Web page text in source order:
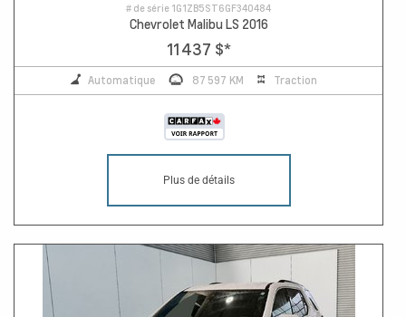
# de série 1G1ZB5ST6GF340484
Chevrolet Malibu LS 2016
11 437 $*
Automatique 87 597 KM Traction
Plus de détails